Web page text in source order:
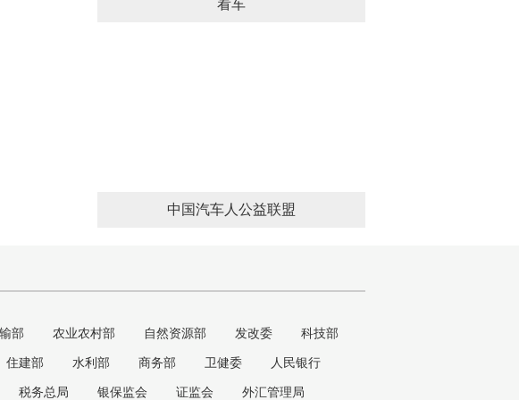
看车
中国汽车人公益联盟
部 农业农村部 自然资源部 发改委 科技部
住建部 水利部 商务部 卫健委 人民银行
税务总局 银保监会 证监会 外汇管理局